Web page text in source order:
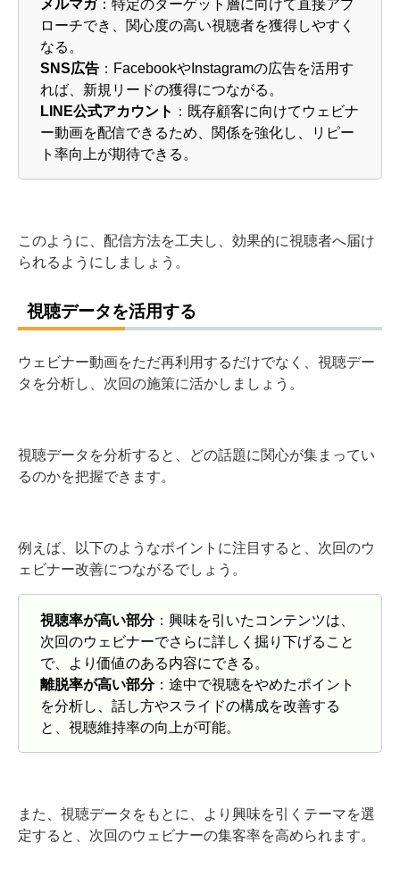
メルマガ ：特定のターゲット層に向けて直接アプ
ローチでき、関心度の高い視聴者を獲得しやすく
なる。
SNS広告 ：FacebookやInstagramの広告を活用す
れば、新規リードの獲得につながる。
LINE公式アカウント
：既存顧客に向けてウェビナ
ー動画を配信できるため、関係を強化し、リピー
ト率向上が期待できる。
このように、配信方法を工夫し、効果的に視聴者へ届け
られるようにしましょう。
視聴データを活用する
ウェビナー動画をただ再利用するだけでなく、視聴デー
タを分析し、次回の施策に活かしましょう。
視聴データを分析すると、どの話題に関心が集まってい
るのかを把握できます。
例えば、以下のようなポイントに注目すると、次回のウ
ェビナー改善につながるでしょう。
視聴率が高い部分：興味を引いたコンテンツは、
次回のウェビナーでさらに詳しく掘り下げること
で、より価値のある内容にできる。
離脱率が高い部分：途中で視聴をやめたポイント
を分析し、話し方やスライドの構成を改善する
と、視聴維持率の向上が可能。
また、視聴データをもとに、より興味を引くテーマを選
定すると、次回のウェビナーの集客率を高められます。